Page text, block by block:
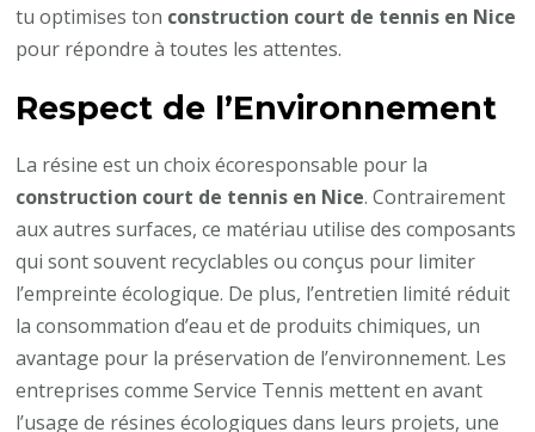
tu optimises ton construction court de tennis en Nice
pour répondre à toutes les attentes.
Respect de l’Environnement
La résine est un choix écoresponsable pour la
construction court de tennis en Nice. Contrairement
aux autres surfaces, ce matériau utilise des composants
qui sont souvent recyclables ou conçus pour limiter
l’empreinte écologique. De plus, l’entretien limité réduit
la consommation d’eau et de produits chimiques, un
avantage pour la préservation de l’environnement. Les
entreprises comme Service Tennis mettent en avant
l’usage de résines écologiques dans leurs projets, une